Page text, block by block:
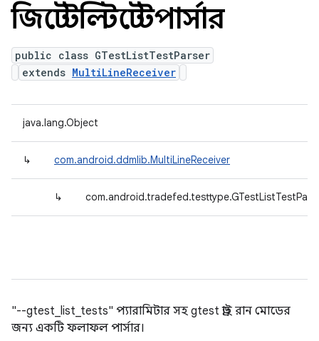
জিটেস্টলিস্টটেস্টপার্সার
public class GTestListTestParser
extends MultiLineReceiver
java.lang.Object
↳ com.android.ddmlib.MultiLineReceiver
↳
"--gtest_list_tests" প্যারামিটার সহ gtest ড্রাই রান মোডের
জন্য একটি ফলাফল পার্সার।